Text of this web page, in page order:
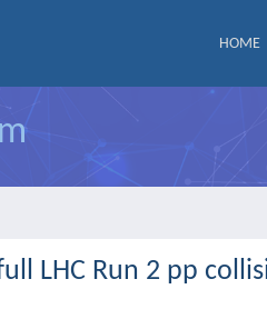
HOME
LHC Run 2 pp